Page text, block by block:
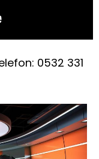
0532 331